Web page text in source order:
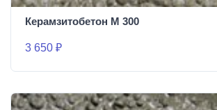
Керамзитобетон М 300
3 650 ₽